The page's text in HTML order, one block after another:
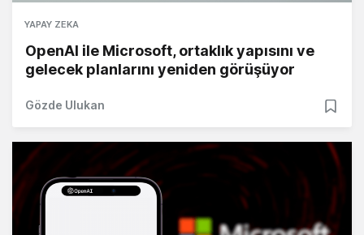
YAPAY ZEKA
OpenAI ile Microsoft, ortaklık yapısını ve
gelecek planlarını yeniden görüşüyor
Gözde Ulukan